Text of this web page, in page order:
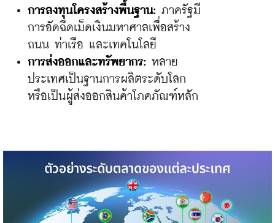
​การลงทุนโครงสร้างพื้นฐาน: ภาครัฐมี
การอัดฉีดเม็ดเงินมหาศาลเพื่อสร้าง
ถนน ท่าเรือ และเทคโนโลยี
​การส่งออกและทรัพยากร: หลาย
ประเทศเป็นฐานการผลิตระดับโลก
หรือเป็นผู้ส่งออกสินค้าโภคภัณฑ์หลัก